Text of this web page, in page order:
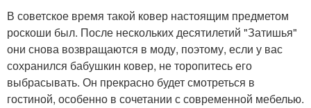
В советское время такой ковер настоящим предметом
роскоши был. После нескольких десятилетий "Затишья"
они снова возвращаются в моду, поэтому, если у вас
сохранился бабушкин ковер, не торопитесь его
выбрасывать. Он прекрасно будет смотреться в
гостиной, особенно в сочетании с современной мебелью.